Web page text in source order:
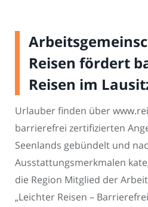
Reisen fördert
Reisen im
Urlauber finden über
barrierefrei zertifizierten
Seenlands gebündelt und
Ausstattungsmerkmalen
die Region Mitglied der
„Leichter Reisen –